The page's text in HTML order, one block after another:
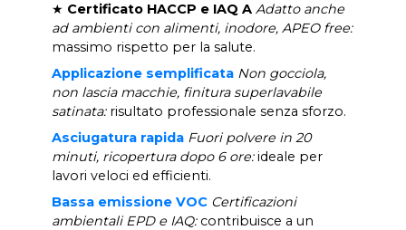
★ Certificato HACCP e IAQ AAdatto anche
ad ambienti con alimenti, inodore, APEO free:
massimo rispetto per la salute.
Applicazione semplificata Non gocciola,
non lascia macchie, finitura superlavabile
satinata:risultato professionale senza sforzo.
Asciugatura rapida Fuori polvere in 20
minuti, ricopertura dopo 6 ore:ideale per
lavori veloci ed efficienti.
Bassa emissione VOC Certificazioni
ambientali EPD e IAQ:contribuisce a un